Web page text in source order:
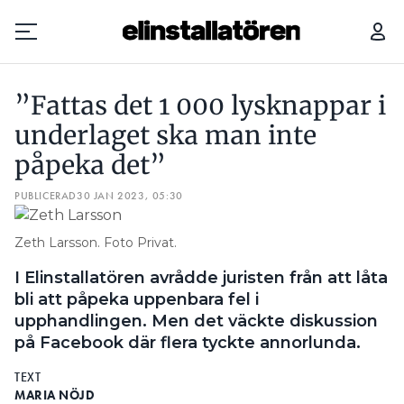
Prenumerera
Hantera prenumeration
Lediga jobb
Läs E-tidningen
Om tidningen
Kontakt
Personuppgifter
”Fattas det 1 000 lysknappar i
underlaget ska man inte
påpeka det”
PUBLICERAD30 JAN 2023, 05:30
Zeth Larsson. Foto Privat.
I Elinstallatören avrådde juristen från att låta
bli att påpeka uppenbara fel i
upphandlingen. Men det väckte diskussion
på Facebook där flera tyckte annorlunda.
TEXT
MARIA NÖJD